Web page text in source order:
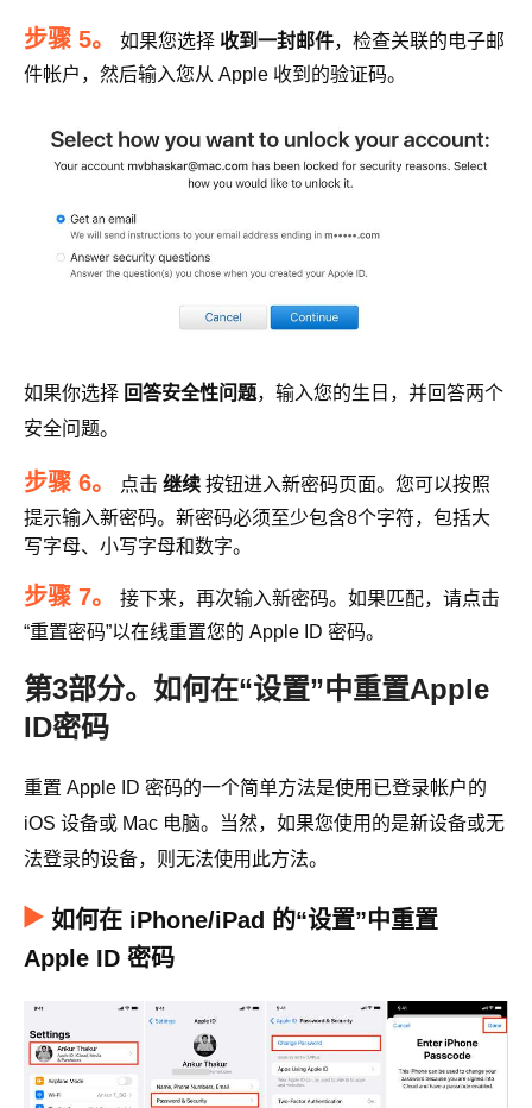
步骤 5。 如果您选择 收到一封邮件，检查关联的电子邮
件帐户，然后输入您从 Apple 收到的验证码。
如果你选择 回答安全性问题，输入您的生日，并回答两个
安全问题。
步骤 6。 点击 继续 按钮进入新密码页面。您可以按照
提示输入新密码。新密码必须至少包含8个字符，包括大
写字母、小写字母和数字。
步骤 7。
接下来，再次输入新密码。如果匹配，请点击
“重置密码”以在线重置您的 Apple ID 密码。
第3部分。如何在“设置”中重置Apple
ID密码
重置 Apple ID 密码的一个简单方法是使用已登录帐户的
iOS 设备或 Mac 电脑。当然，如果您使用的是新设备或无
法登录的设备，则无法使用此方法。
如何在 iPhone/iPad 的“设置”中重置
Apple ID 密码